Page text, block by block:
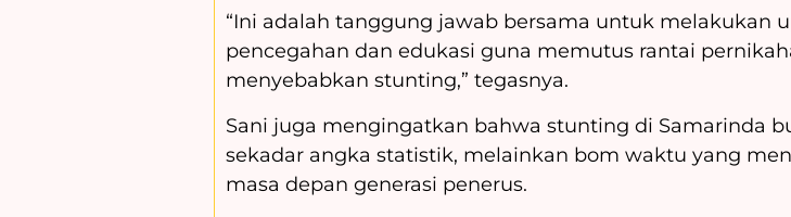
“Ini adalah tanggung jawab bersama untuk melakukan
pencegahan dan edukasi guna memutus rantai
menyebabkan stunting,” tegasnya.
Sani juga mengingatkan bahwa stunting di Samarinda
sekadar angka statistik, melainkan bom waktu yang
masa depan generasi penerus.